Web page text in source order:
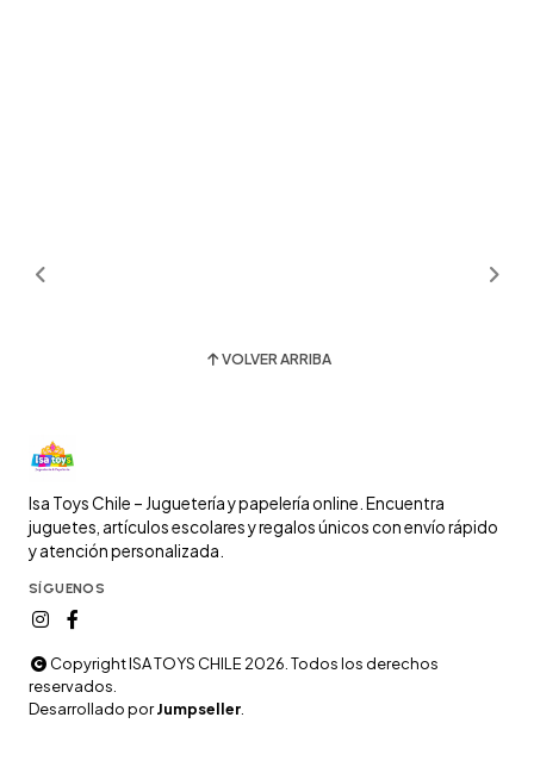
VOLVER ARRIBA
Isa Toys Chile – Juguetería y papelería online. Encuentra
juguetes, artículos escolares y regalos únicos con envío rápido
y atención personalizada.
SÍGUENOS
Copyright ISA TOYS CHILE 2026. Todos los derechos
reservados.
Desarrollado porJumpseller.